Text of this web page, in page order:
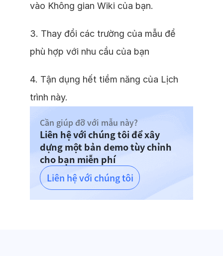
vào Không gian Wiki của bạn.
3. Thay đổi các trường của mẫu để
phù hợp với nhu cầu của bạn
4. Tận dụng hết tiềm năng của Lịch
trình này.
Liên hệ với chúng tôi
Cần giúp đỡ với mẫu này?
Liên hệ với chúng tôi để xây
dựng một bản demo tùy chỉnh
cho bạn miễn phí